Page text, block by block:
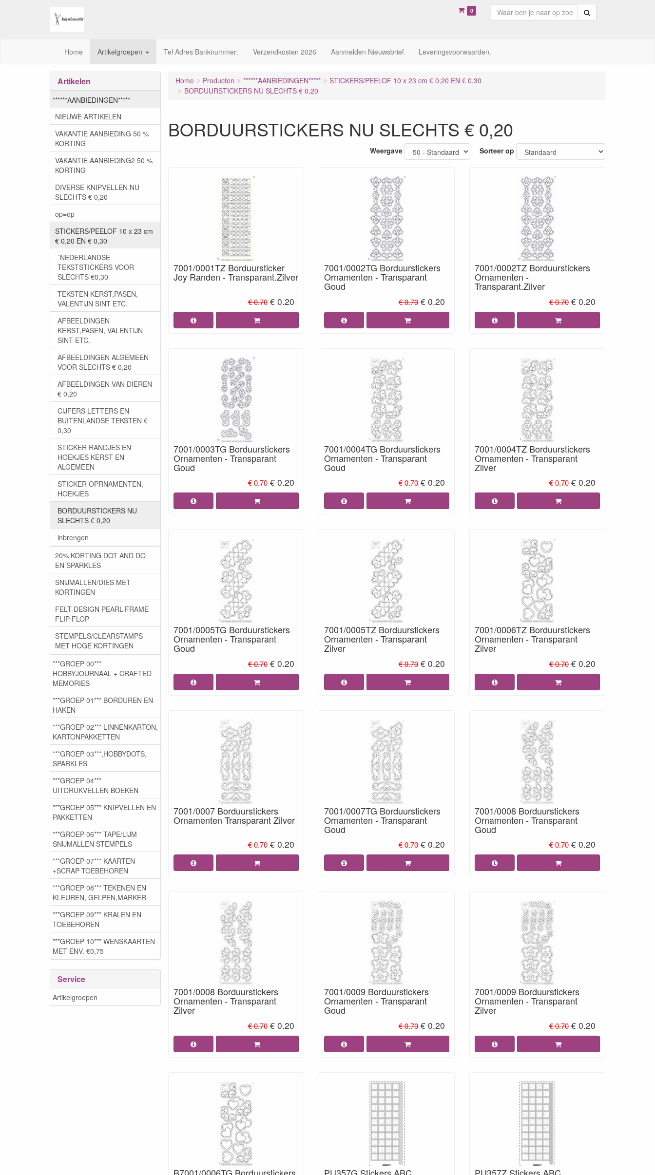
0
Home Artikelgroepen Tel Adres Banknummer: Verzendkosten 2026 Aanmelden Nieuwsbrief Leveringsvoorwaarden.
Home Producten ******AANBIEDINGEN*****
STICKERS/PEELOF 10 x 23 cm € 0,20 EN € 0,30
BORDUURSTICKERS NU SLECHTS € 0,20
BORDUURSTICKERS NU SLECHTS € 0,20
Weergave Sorteer op
7001/0001TZ Borduursticker
Joy Randen - Transparant.Zilver
€ 0.70 € 0.20
7001/0002TG Borduurstickers
Ornamenten - Transparant
Goud
€ 0.70 € 0.20
7001/0002TZ Borduurstickers
Ornamenten -
Transparant.Zilver
€ 0.70 € 0.20
7001/0003TG Borduurstickers
Ornamenten - Transparant
Goud
€ 0.70 € 0.20
7001/0004TG Borduurstickers
Ornamenten - Transparant
Goud
€ 0.70 € 0.20
7001/0004TZ Borduurstickers
Ornamenten - Transparant
Zilver
€ 0.70 € 0.20
7001/0005TG Borduurstickers
Ornamenten - Transparant
Goud
€ 0.70 € 0.20
7001/0005TZ Borduurstickers
Ornamenten - Transparant
Zilver
€ 0.70 € 0.20
7001/0006TZ Borduurstickers
Ornamenten - Transparant
Zilver
€ 0.70 € 0.20
7001/0007 Borduurstickers
Ornamenten Transparant Zilver
€ 0.70 € 0.20
7001/0007TG Borduurstickers
Ornamenten - Transparant
Goud
€ 0.70 € 0.20
7001/0008 Borduurstickers
Ornamenten - Transparant
Goud
€ 0.70 € 0.20
7001/0008 Borduurstickers
Ornamenten - Transparant
Zilver
€ 0.70 € 0.20
7001/0009 Borduurstickers
Ornamenten - Transparant
Goud
€ 0.70 € 0.20
7001/0009 Borduurstickers
Ornamenten - Transparant
Zilver
€ 0.70 € 0.20
B7001/0006TG Borduurstickers PU357G Stickers ABC PU357Z Stickers ABC
Artikelen
******AANBIEDINGEN*****
NIEUWE ARTIKELEN
VAKANTIE AANBIEDING 50 %
KORTING
VAKANTIE AANBIEDING2 50 %
KORTING
DIVERSE KNIPVELLEN NU
SLECHTS € 0,20
op=op
STICKERS/PEELOF 10 x 23 cm
€ 0,20 EN € 0,30
`NEDERLANDSE
TEKSTSTICKERS VOOR
SLECHTS €0,30
TEKSTEN KERST,PASEN,
VALENTIJN SINT ETC.
AFBEELDINGEN
KERST,PASEN, VALENTIJN
SINT ETC.
AFBEELDINGEN ALGEMEEN
VOOR SLECHTS € 0,20
AFBEELDINGEN VAN DIEREN
€ 0,20
CIJFERS LETTERS EN
BUITENLANDSE TEKSTEN €
0,30
STICKER RANDJES EN
HOEKJES KERST EN
ALGEMEEN
STICKER OPRNAMENTEN,
HOEKJES
BORDUURSTICKERS NU
SLECHTS € 0,20
inbrengen
20% KORTING DOT AND DO
EN SPARKLES
SNIJMALLEN/DIES MET
KORTINGEN
FELT-DESIGN PEARL-FRAME
FLIP-FLOP
STEMPELS/CLEARSTAMPS
MET HOGE KORTINGEN
***GROEP 00***
HOBBYJOURNAAL + CRAFTED
MEMORIES
***GROEP 01*** BORDUREN EN
HAKEN
***GROEP 02*** LINNENKARTON,
KARTONPAKKETTEN
***GROEP 03***,HOBBYDOTS,
SPARKLES
***GROEP 04***
UITDRUKVELLEN BOEKEN
***GROEP 05*** KNIPVELLEN EN
PAKKETTEN
***GROEP 06*** TAPE/LIJM
SNIJMALLEN STEMPELS
***GROEP 07*** KAARTEN
+SCRAP TOEBEHOREN
***GROEP 08*** TEKENEN EN
KLEUREN, GELPEN,MARKER
***GROEP 09*** KRALEN EN
TOEBEHOREN
***GROEP 10*** WENSKAARTEN
MET ENV. €0,75
Service
Artikelgroepen